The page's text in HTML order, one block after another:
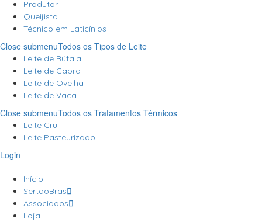
Produtor
Queijista
Técnico em Laticínios
Close submenuTodos os Tipos de Leite
Leite de Búfala
Leite de Cabra
Leite de Ovelha
Leite de Vaca
Close submenuTodos os Tratamentos Térmicos
Leite Cru
Leite Pasteurizado
Login
Início
SertãoBras
Associados
Loja